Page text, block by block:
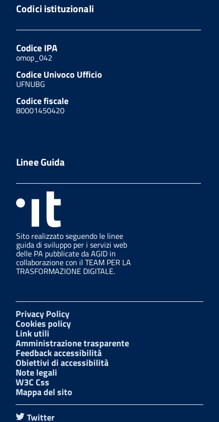
Codici istituzionali
Codice IPA
omop_042
Codice Univoco Ufficio
UFNUBG
Codice fiscale
80001450420
Linee Guida
Sito realizzato seguendo le linee
guida di sviluppo per i servizi web
delle PA pubblicate da AGID in
collaborazione con il TEAM PER LA
TRASFORMAZIONE DIGITALE.
Privacy Policy
Cookies policy
Link utili
Amministrazione trasparente
Feedback accessibilità
Obiettivi di accessibilità
Note legali
W3C Css
Mappa del sito
Twitter